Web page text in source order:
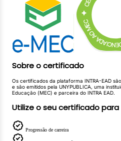
Sobre o certificado
Os certificados da plataforma INTRA-EAD
e são emitidos pela UNYPUBLICA, uma
Educação (MEC) e parceira do INTRA EAD.
Utilize o seu certificado para
Progressão de carreira